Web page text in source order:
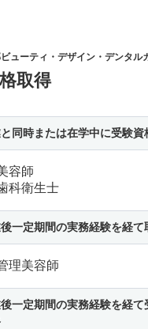
ューティ・デザイン・デンタル
取得
同時または在学中に受験資
容師
科衛生士
一定期間の実務経験を経て
理美容師
一定期間の実務経験を経て